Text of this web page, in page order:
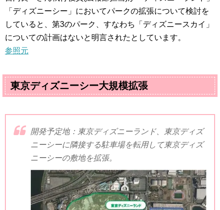
「ディズニーシー」においてパークの拡張について検討を
していると、第3のパーク、すなわち「ディズニースカイ」
についての計画はないと明言されたとしています。
参照元
東京ディズニーシー大規模拡張
開発予定地：東京ディズニーランド、東京ディズ
ニーシーに隣接する駐車場を転用して東京ディズ
ニーシーの敷地を拡張。